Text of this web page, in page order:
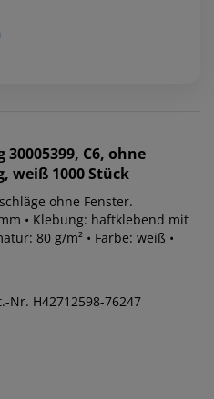
C6, ohne
weiß 1000 Stück
ohne Fenster.
• Klebung: haftklebend mit
80 g/m² • Farbe: weiß •
Nr. H42712598-76247